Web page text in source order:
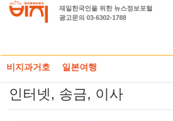
재일한국인을 위한 뉴스정보포털
광고문의 03-6302-1788
비지과거호 일본여행
HOME 도쿄전화부 인터넷, 송금, 이사
인터넷, 송금, 이사